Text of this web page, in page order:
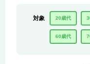
対象 20歳代
60歳代